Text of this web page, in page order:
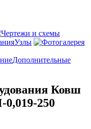
Узлы
Дополнительные